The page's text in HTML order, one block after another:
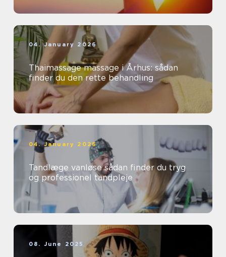
04. January 2026
Thaimassage massage i Århus: sådan
finder du den rette behandling
04. January 2026
Tandlæge vanløse sådan finder du tryg
og professionel tandpleje
08. June 2025